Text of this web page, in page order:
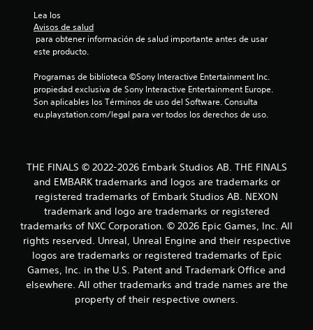
Lea los
Avisos de salud
este producto.
Programas de biblioteca ©Sony Interactive Entertainment Inc.
propiedad exclusiva de Sony Interactive Entertainment Europe.
Son aplicables los Términos de uso del Software. Consulta
eu.playstation.com/legal para ver todos los derechos de uso.
THE FINALS © 2022-2026 Embark Studios AB. THE FINALS
and EMBARK trademarks and logos are trademarks or
registered trademarks of Embark Studios AB. NEXON
trademark and logo are trademarks or registered
trademarks of NXC Corporation. © 2026 Epic Games, Inc. All
rights reserved. Unreal, Unreal Engine and their respective
logos are trademarks or registered trademarks of Epic
Games, Inc. in the U.S. Patent and Trademark Office and
elsewhere. All other trademarks and trade names are the
property of their respective owners.